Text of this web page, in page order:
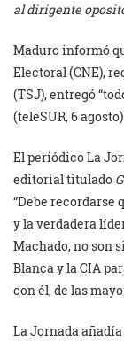
al dirigente
Maduro informó
Electoral (CNE),
(TSJ), entregó
(teleSUR, 6
El periódico La
editorial titulado
“Debe recordarse
y la verdadera
Machado, no son
Blanca y la CIA
con él, de las
La Jornada